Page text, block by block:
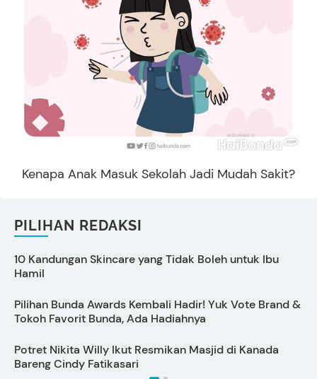
Kenapa Anak Masuk Sekolah Jadi Mudah Sakit?
PILIHAN REDAKSI
10 Kandungan Skincare yang Tidak Boleh untuk Ibu
Hamil
Pilihan Bunda Awards Kembali Hadir! Yuk Vote Brand &
Tokoh Favorit Bunda, Ada Hadiahnya
Potret Nikita Willy Ikut Resmikan Masjid di Kanada
Bareng Cindy Fatikasari